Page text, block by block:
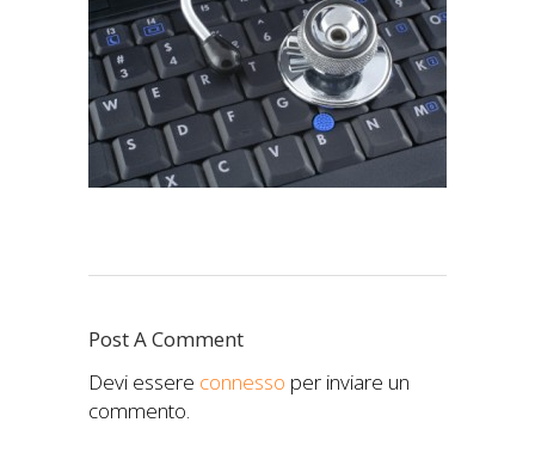
Post A Comment
Devi essere connesso per inviare un
commento.